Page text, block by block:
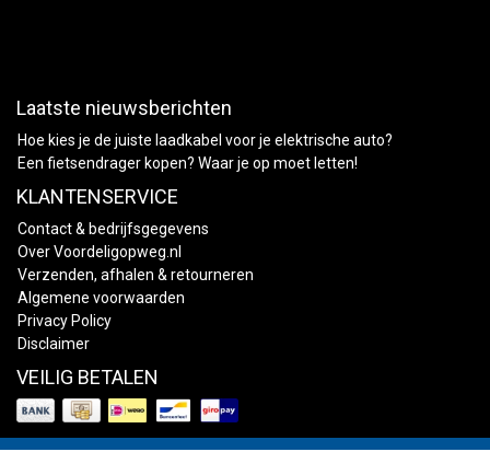
Laatste nieuwsberichten
Hoe kies je de juiste laadkabel voor je elektrische auto?
Een fietsendrager kopen? Waar je op moet letten!
KLANTENSERVICE
Contact & bedrijfsgegevens
Over Voordeligopweg.nl
Verzenden, afhalen & retourneren
Algemene voorwaarden
Privacy Policy
Disclaimer
VEILIG BETALEN